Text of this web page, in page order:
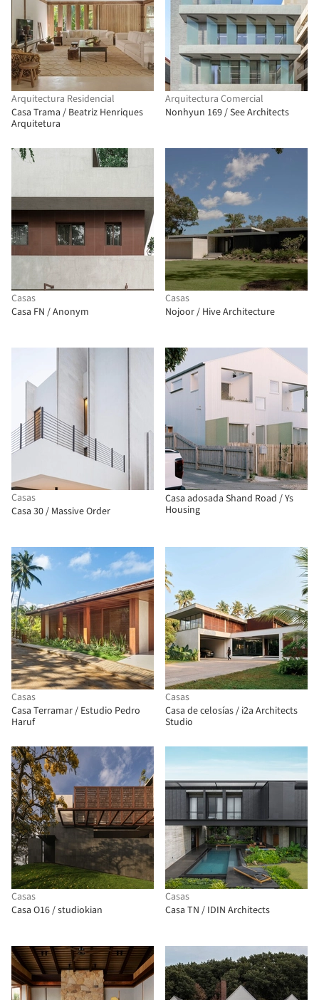
Arquitectura Residencial
Casa Trama / Beatriz Henriques
Arquitetura
Arquitectura Comercial
Nonhyun 169 / See Architects
Casas
Casa FN / Anonym
Casas
Nojoor / Hive Architecture
Casas
Casa 30 / Massive Order
Casa adosada Shand Road / Ys
Housing
Casas
Casa Terramar / Estudio Pedro
Haruf
Casas
Casa de celosías / i2a Architects
Studio
Casas
Casa O16 / studiokian
Casas
Casa TN / IDIN Architects